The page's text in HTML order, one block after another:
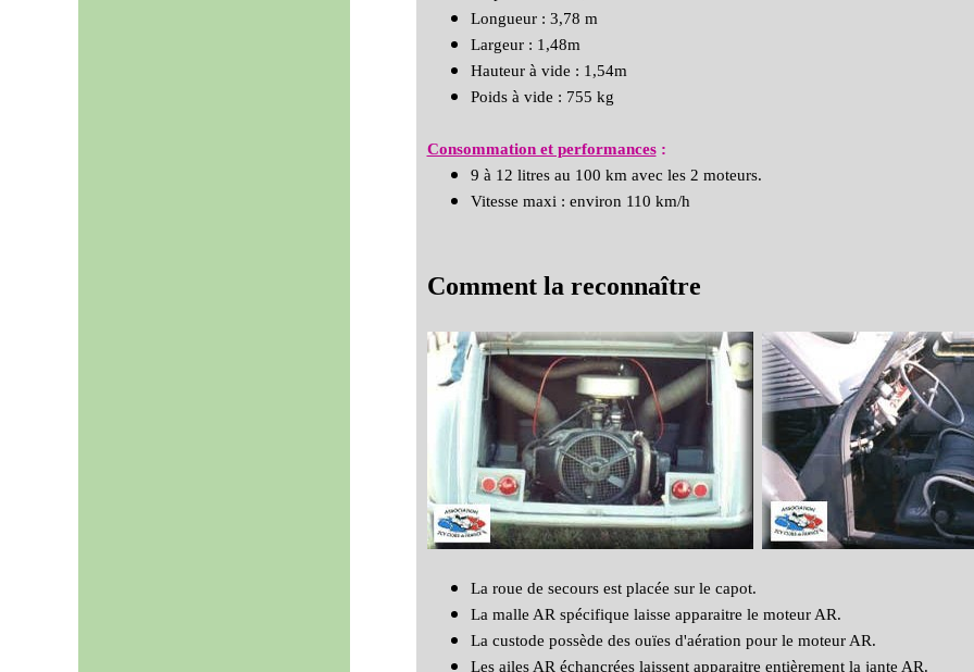
Longueur : 3,78 m
Largeur : 1,48m
Hauteur à vide : 1,54m
Poids à vide : 755 kg
Consommation et performances :
9 à 12 litres au 100 km avec les 2 moteurs.
Vitesse maxi : environ 110 km/h
Comment la reconnaître
La roue de secours est placée sur le capot.
La malle AR spécifique laisse apparaitre le moteur AR.
La custode possède des ouïes d'aération pour le moteur AR.
Les ailes AR échancrées laissent apparaitre entièrement la jante AR.